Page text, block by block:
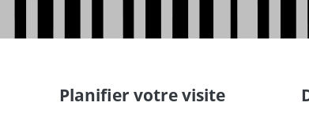
Planifier votre visite